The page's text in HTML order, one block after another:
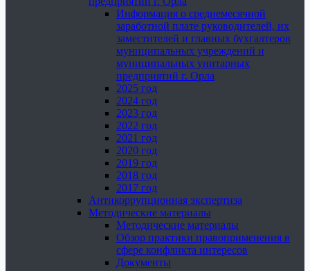
Информация о среднемесячной
заработной плате руководителей, их
заместителей и главных бухгалтеров
муниципальных учреждений и
муниципальных унитарных
предприятий г. Орла
2025 год
2024 год
2023 год
2022 год
2021 год
2020 год
2019 год
2018 год
2017 год
Антикоррупционная экспертиза
Методические материалы
Методические материалы
Обзор практики правоприменения в
сфере конфликта интересов
Документы